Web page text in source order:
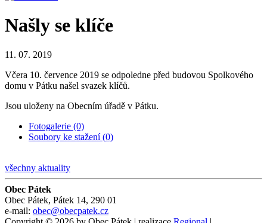
Našly se klíče
11. 07. 2019
Včera 10. července 2019 se odpoledne před budovou Spolkového
domu v Pátku našel svazek klíčů.
Jsou uloženy na Obecním úřadě v Pátku.
Fotogalerie (0)
Soubory ke stažení (0)
všechny aktuality
Obec Pátek
Obec Pátek, Pátek 14, 290 01
e-mail: obec@obecpatek.cz